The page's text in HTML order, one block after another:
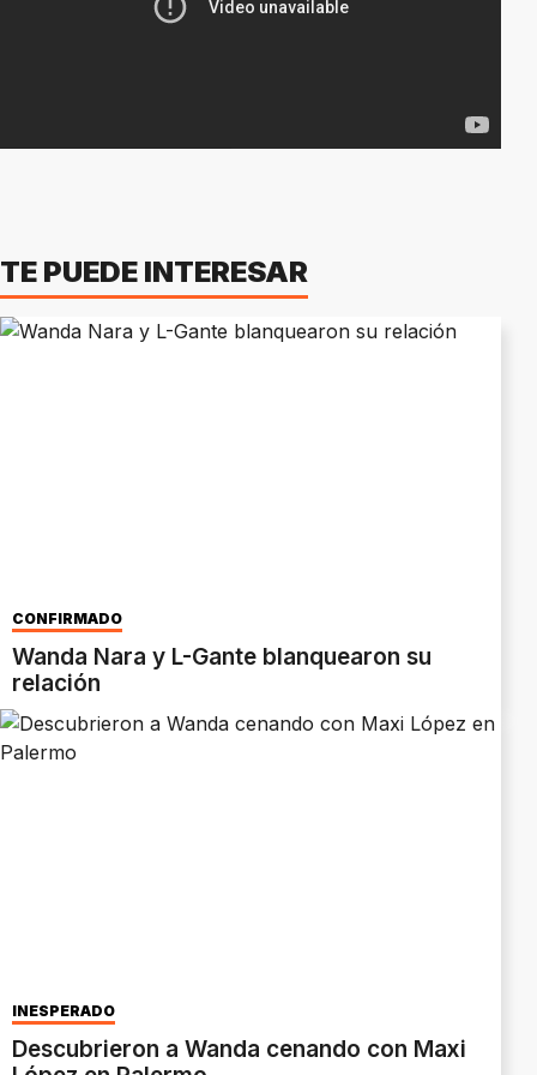
TE PUEDE INTERESAR
CONFIRMADO
Wanda Nara y L-Gante blanquearon su
relación
INESPERADO
Descubrieron a Wanda cenando con Maxi